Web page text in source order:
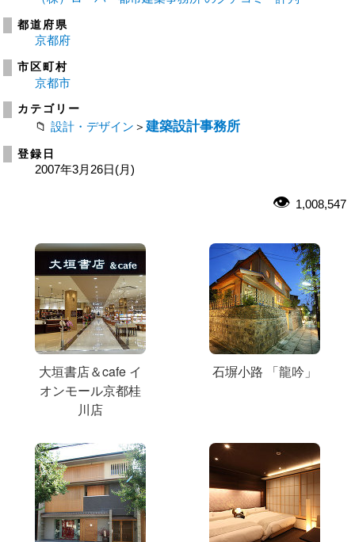
都道府県
京都府
市区町村
京都市
カテゴリー
設計・デザイン ＞ 建築設計事務所
登録日
2007年3月26日(月)
1,008,547
大垣書店＆cafe イ
オンモール京都桂
川店
石塀小路 「龍吟」